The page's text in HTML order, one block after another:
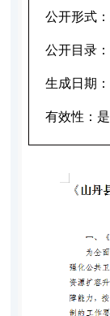
公开形式：
公开目录：
生成日期：
有效性： 是